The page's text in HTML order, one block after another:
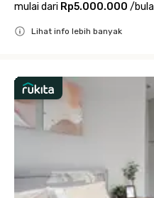
mulai dari Rp5.000.000 /
Lihat info lebih banyak